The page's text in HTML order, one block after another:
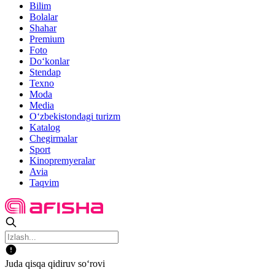
Bilim
Bolalar
Shahar
Premium
Foto
Do‘konlar
Stendap
Texno
Moda
Media
O‘zbekistondagi turizm
Katalog
Chegirmalar
Sport
Kinopremyeralar
Avia
Taqvim
Juda qisqa qidiruv so‘rovi